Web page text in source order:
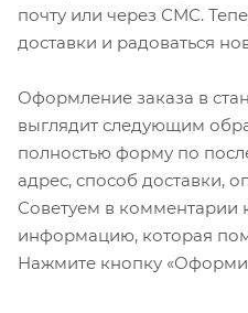
почту или через СМС.
доставки и радоваться
Оформление заказа в
выглядит следующим
полностью форму по
адрес, способ доставки,
Советуем в комментарии
информацию, которая
Нажмите кнопку